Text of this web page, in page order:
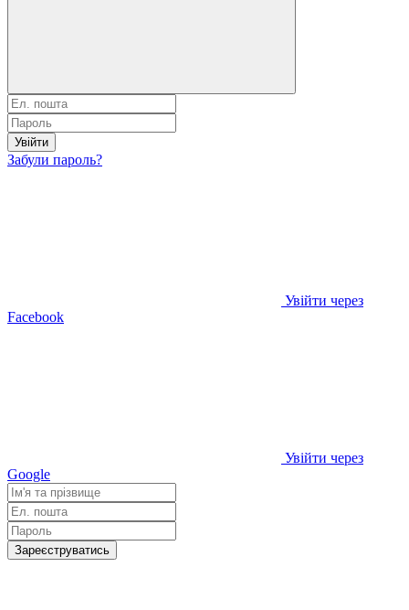
Увійти
Забули пароль?
Увійти через
Facebook
Увійти через
Google
Зареєструватись